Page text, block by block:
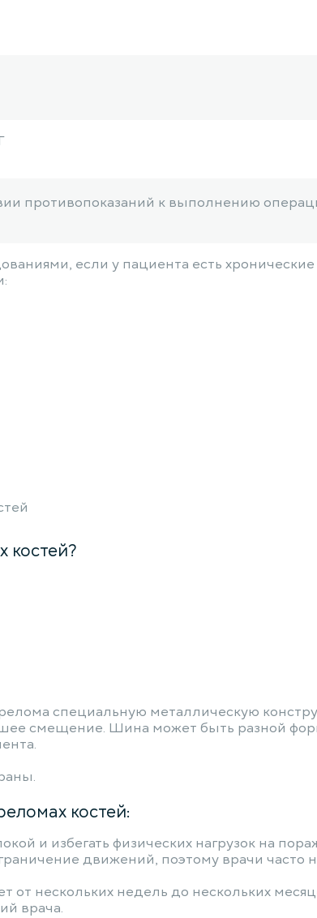
противопоказаний к выполнению
если у пациента есть
костей?
специальную металлическую
смещение. Шина может быть разной
костей:
и избегать физических нагрузок на
движений, поэтому врачи часто
от нескольких недель до нескольких
врача.